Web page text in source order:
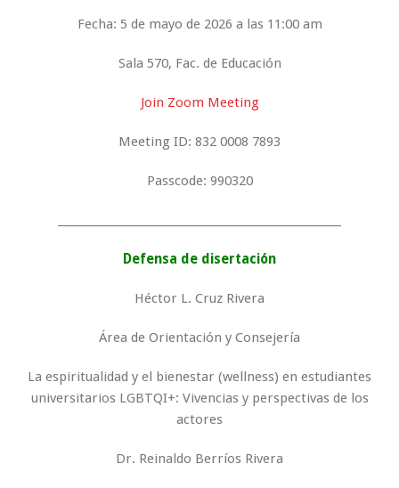
Fecha: 5 de mayo de 2026 a las 11:00 am
Sala 570, Fac. de Educación
Join Zoom Meeting
Meeting ID: 832 0008 7893
Passcode: 990320
Defensa de disertación
Héctor L. Cruz Rivera
Área de Orientación y Consejería
La espiritualidad y el bienestar (wellness) en estudiantes
universitarios LGBTQI+: Vivencias y perspectivas de los
actores
Dr. Reinaldo Berríos Rivera